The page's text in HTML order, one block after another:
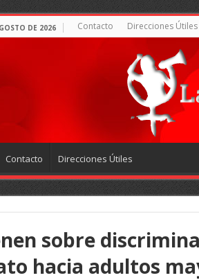
DE 2026 Contacto Direcciones Útiles
Contacto Direcciones Útiles
sobre
hacia adultos